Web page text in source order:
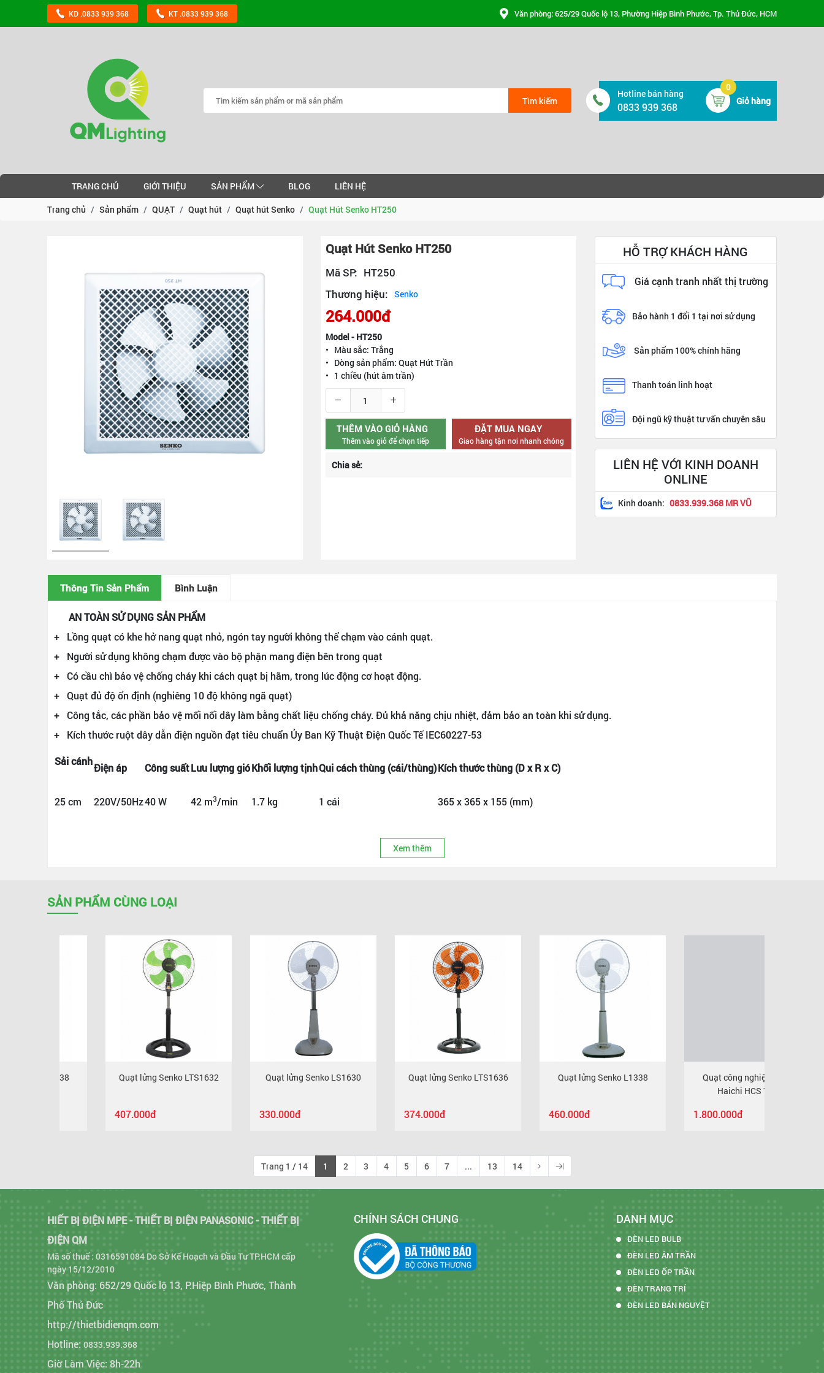
KD .0833 939 368 KT .0833 939 368 Văn phòng: 625/29 Quốc lộ 13, Phường Hiệp Bình Phước, Tp. Thủ Đức, HCM
Tìm kiếm
Hotline bán hàng
0833 939 368 Giỏ hàng
0
TRANG CHỦ GIỚI THIỆU SẢN PHẨM BLOG
LIÊN HỆ
Trang chủ
Sản phẩm QUẠT Quạt hút Quạt hút Senko Quạt Hút Senko HT250
Quạt Hút Senko HT250
Mã SP: HT250
Thương hiệu: Senko
264.000đ
Model - HT250
• Màu sắc: Trắng
• Dòng sản phẩm: Quạt Hút Trần
• 1 chiều (hút âm trần)
THÊM VÀO GIỎ HÀNG
Thêm vào giỏ để chọn tiếp
ĐẶT MUA NGAY
Giao hàng tận nơi nhanh chóng
Chia sẻ:
HỖ TRỢ KHÁCH HÀNG
Giá cạnh tranh nhất thị trường
Bảo hành 1 đổi 1 tại nơi sử dụng
Sản phẩm 100% chính hãng
Thanh toán linh hoạt
Đội ngũ kỹ thuật tư vấn chuyên sâu
LIÊN HỆ VỚI KINH DOANH
ONLINE
Kinh doanh: 0833.939.368 MR VŨ
Thông Tin Sản Phẩm Bình Luận
AN TOÀN SỬ DỤNG SẢN PHẨM
+ Lồng quạt có khe hở nang quạt nhỏ, ngón tay người không thể chạm vào cánh quạt.
+ Người sử dụng không chạm được vào bộ phận mang điện bên trong quạt
+ Có cầu chì bảo vệ chống cháy khi cách quạt bị hãm, trong lúc động cơ hoạt động.
+ Quạt đủ độ ổn định (nghiêng 10 độ không ngã quạt)
+ Công tắc, các phần bảo vệ mối nối dây làm bằng chất liệu chống cháy. Đủ khả năng chịu nhiệt, đảm bảo an toàn khi sử dụng.
+ Kích thước ruột dây dẫn điện nguồn đạt tiêu chuẩn Ủy Ban Kỹ Thuật Điện Quốc Tế IEC60227-53
Sải cánh
Điện áp Công suấtLưu lượng gióKhối lượng tịnhQui cách thùng (cái/thùng)Kích thước thùng (D x R x C)
25 cm 220V/50Hz40 W 42 m3/min 1.7 kg 1 cái 365 x 365 x 155 (mm)
Xem thêm
SẢN PHẨM CÙNG LOẠI
Quạt lửng Senko LTS1632 Quạt lửng Senko LS1630 Quạt lửng Senko LTS1636 Quạt lửng Senko L1338
Quạt công nghiệp đứng
Haichi HCS 750
1.800.000đ
Trang 1 / 14 1 2 3 4 5 6 7 ... 13 14
HIẾT BỊ ĐIỆN MPE - THIẾT BỊ ĐIỆN PANASONIC - THIẾT BỊ
ĐIỆN QM
Mã số thuế : 0316591084 Do Sở Kế Hoạch và Đầu Tư TP.HCM cấp
ngày 15/12/2010
Văn phòng: 652/29 Quốc lộ 13, P.Hiệp Bình Phước, Thành
Phố Thủ Đức
http://thietbidienqm.com
Hotline: 0833.939.368
Giờ Làm Việc: 8h-22h
CHÍNH SÁCH CHUNG DANH MỤC
ĐÈN LED BULB
ĐÈN LED ÂM TRẦN
ĐÈN LED ỐP TRẦN
ĐÈN TRANG TRÍ
ĐÈN LED BÁN NGUYỆT